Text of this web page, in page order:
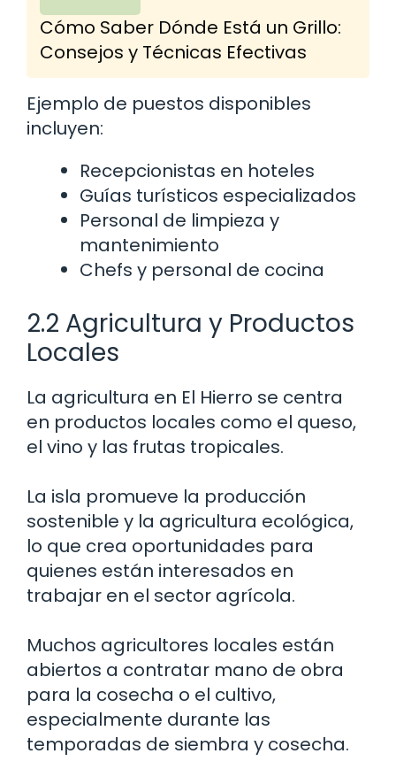
Cómo Saber Dónde Está un Grillo:
Consejos y Técnicas Efectivas
Ejemplo de puestos disponibles
incluyen:
Recepcionistas en hoteles
Guías turísticos especializados
Personal de limpieza y
mantenimiento
Chefs y personal de cocina
2.2 Agricultura y Productos
Locales
La agricultura en El Hierro se centra
en productos locales como el queso,
el vino y las frutas tropicales.
La isla promueve la producción
sostenible y la agricultura ecológica,
lo que crea oportunidades para
quienes están interesados en
trabajar en el sector agrícola.
Muchos agricultores locales están
abiertos a contratar mano de obra
para la cosecha o el cultivo,
especialmente durante las
temporadas de siembra y cosecha.